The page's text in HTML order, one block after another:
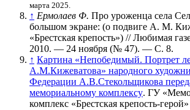
марта 2025.
↑ Ермолаев Ф. Про уроженца села
большом экране: (о подвиге А. М.
«Брестская крепость») // Любимая
2010. — 24 ноября (№ 47). — С. 8.
↑ Картина «Непобедимый. Портрет
А.М.Кижеватова» народного
Федерации А.В.Стекольщикова
мемориальному комплексу. ГУ
комплекс «Брестская крепость-